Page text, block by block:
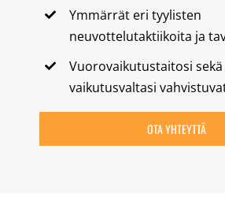
Ymmärrät eri tyylisten
neuvottelutaktiikoita ja
Vuorovaikutustaitosi sekä
vaikutusvaltasi
OTA YHTEYTTÄ